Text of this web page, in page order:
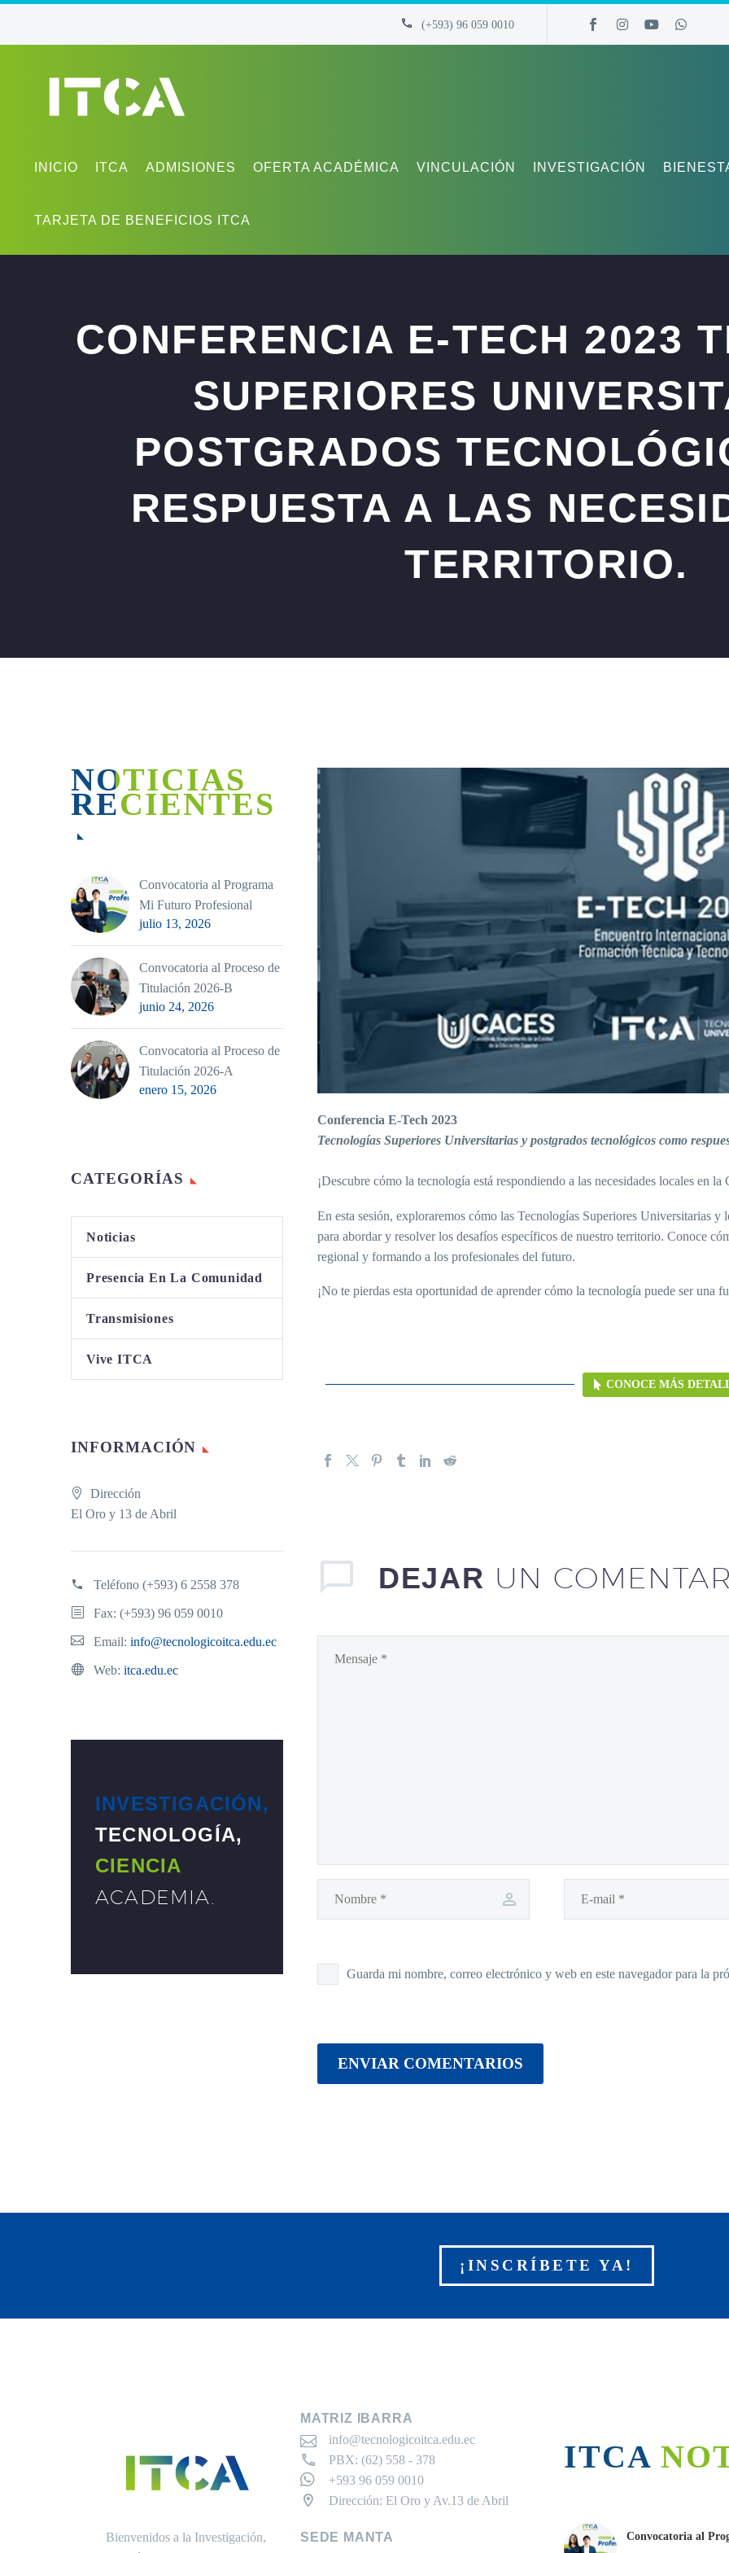
(+593) 96 059 0010
INICIO ITCA ADMISIONES OFERTA ACADÉMICA VINCULACIÓN INVESTIGACIÓN
TARJETA DE BENEFICIOS ITCA
CONFERENCIA E-TECH 2023
SUPERIORES
POSTGRADOS
RESPUESTA A LAS
TERRITORIO.
Conferencia E-Tech 2023
Tecnologías Superiores Universitarias y postgrados tecnológicos como
¡Descubre cómo la tecnología está respondiendo a las necesidades locales en
En esta sesión, exploraremos cómo las Tecnologías Superiores Universitarias y
para abordar y resolver los desafíos específicos de nuestro territorio. Conoce
regional y formando a los profesionales del futuro.
¡No te pierdas esta oportunidad de aprender cómo la tecnología puede ser una
CONOCE MÁS
DEJAR UN
Guarda mi nombre, correo electrónico y web en este navegador para la
ENVIAR COMENTARIOS
NOTICIAS
RECIENTES
Convocatoria al Programa
Mi Futuro Profesional
julio 13, 2026
Convocatoria al Proceso de
Titulación 2026-B
junio 24, 2026
Convocatoria al Proceso de
Titulación 2026-A
enero 15, 2026
CATEGORÍAS
Noticias
Presencia En La Comunidad
Transmisiones
Vive ITCA
INFORMACIÓN
Dirección
El Oro y 13 de Abril
Teléfono (+593) 6 2558 378
Fax: (+593) 96 059 0010
Email: info@tecnologicoitca.edu.ec
Web: itca.edu.ec
INVESTIGACIÓN,
TECNOLOGÍA,
CIENCIA
ACADEMIA
¡INSCRÍBETE YA!
Bienvenidos a la Investigación,
MATRIZ IBARRA
info@tecnologicoitca.edu.ec
PBX: (62) 558 - 378
+593 96 059 0010
Dirección: El Oro y Av.13 de Abril
SEDE MANTA
ITCA
Convocatoria al